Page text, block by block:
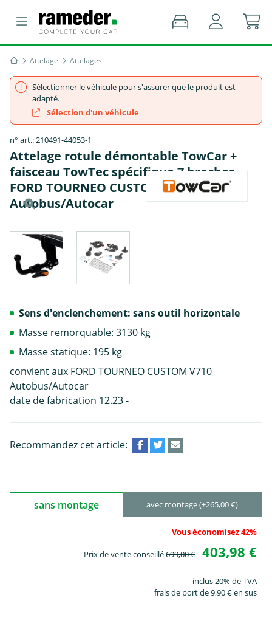
Attelage Attelages
Sélectionner le véhicule pour s'assurer que le produit est
adapté.
Sélection d'un véhicule
n° art.: 210491-44053-1
Attelage rotule démontable TowCar +
faisceau TowTec spécifique 7 broches -
FORD TOURNEO CUSTOM V710
Autobus/Autocar
Sens d'enclenchement: sans outil horizontale
Masse remorquable: 3130 kg
Masse statique: 195 kg
convient aux FORD TOURNEO CUSTOM V710
Autobus/Autocar
date de fabrication 12.23 -
Recommandez cet article:
sans montage avec montage (+265,00 €)
Vous économisez 42%
Prix de vente conseillé699,00 € 403,98 €
inclus 20% de TVA
frais de port de 9,90 € en sus